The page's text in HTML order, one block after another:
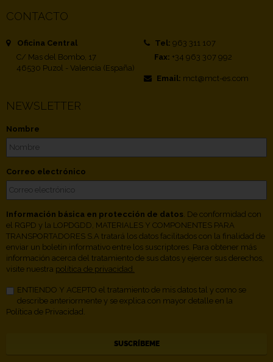
CONTACTO
Oficina Central
C/ Mas del Bombo, 17
46530 Puzol - Valencia (España)
Tel: 963 311 107
Fax: +34 963 307 992
Email: mct@mct-es.com
NEWSLETTER
Nombre
Correo electrónico
Información básica en protección de datos . De conformidad con
el RGPD y la LOPDGDD, MATERIALES Y COMPONENTES PARA
TRANSPORTADORES S.A tratará los datos facilitados con la finalidad de
enviar un boletín informativo entre los suscriptores. Para obtener más
información acerca del tratamiento de sus datos y ejercer sus derechos,
visite nuestra política de privacidad.
ENTIENDO Y ACEPTO el tratamiento de mis datos tal y como se
describe anteriormente y se explica con mayor detalle en la
Política de Privacidad.